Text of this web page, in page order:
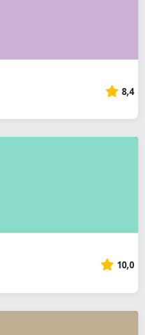
8,4
10,0